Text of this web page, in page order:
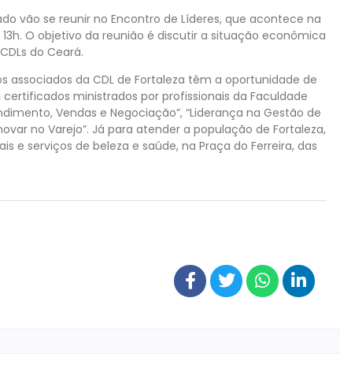
vão se reunir no Encontro de Líderes, que acontece na
O objetivo da reunião é discutir a situação econômica
do Ceará.
associados da CDL de Fortaleza têm a oportunidade de
ministrados por profissionais da Faculdade
Vendas e Negociação”, “Liderança na Gestão de
no Varejo”. Já para atender a população de Fortaleza,
e serviços de beleza e saúde, na Praça do Ferreira, das